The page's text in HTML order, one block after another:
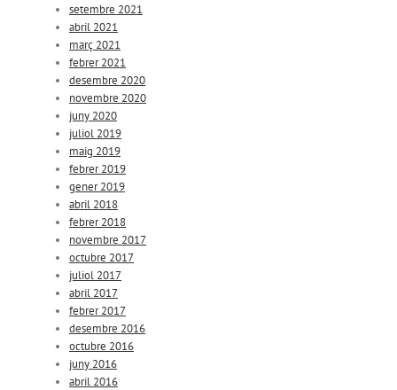
setembre 2021
abril 2021
març 2021
febrer 2021
desembre 2020
novembre 2020
juny 2020
juliol 2019
maig 2019
febrer 2019
gener 2019
abril 2018
febrer 2018
novembre 2017
octubre 2017
juliol 2017
abril 2017
febrer 2017
desembre 2016
octubre 2016
juny 2016
abril 2016